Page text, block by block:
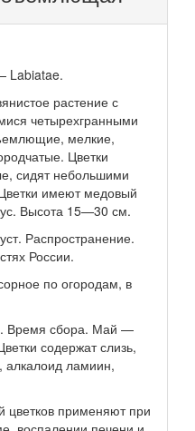
Labiatae.
растение с
четырехгранными
мелкие,
Цветки
сидят небольшими
имеют медовый
Высота 15—30 см.
Распространение.
России.
по огородам, в
Время сбора. Май —
содержат слизь,
алкалоид ламиин,
применяют при